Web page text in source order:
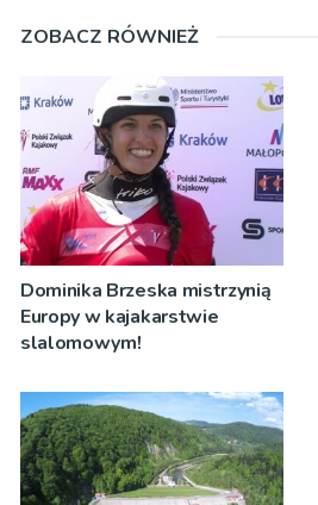
ZOBACZ RÓWNIEŻ
Dominika Brzeska mistrzynią
Europy w kajakarstwie
slalomowym!